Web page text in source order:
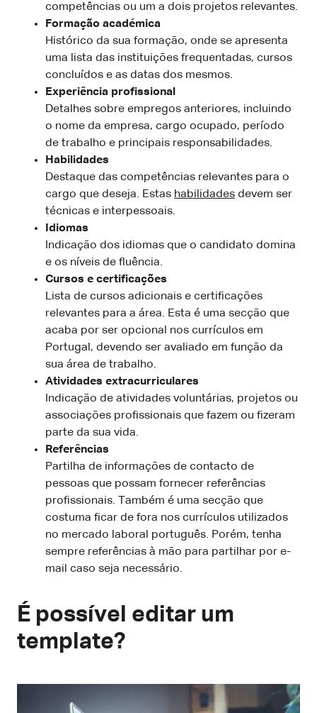
competências ou um a dois projetos relevantes.
Formação académica
Histórico da sua formação, onde se apresenta
uma lista das instituições frequentadas, cursos
concluídos e as datas dos mesmos.
Experiência profissional
Detalhes sobre empregos anteriores, incluindo
o nome da empresa, cargo ocupado, período
de trabalho e principais responsabilidades.
Habilidades
Destaque das competências relevantes para o
cargo que deseja. Estas habilidades devem ser
técnicas e interpessoais.
Idiomas
Indicação dos idiomas que o candidato domina
e os níveis de fluência.
Cursos e certificações
Lista de cursos adicionais e certificações
relevantes para a área. Esta é uma secção que
acaba por ser opcional nos currículos em
Portugal, devendo ser avaliado em função da
sua área de trabalho.
Atividades extracurriculares
Indicação de atividades voluntárias, projetos ou
associações profissionais que fazem ou fizeram
parte da sua vida.
Referências
Partilha de informações de contacto de
pessoas que possam fornecer referências
profissionais. Também é uma secção que
costuma ficar de fora nos currículos utilizados
no mercado laboral português. Porém, tenha
sempre referências à mão para partilhar por e-
mail caso seja necessário.
É possível editar um
template?